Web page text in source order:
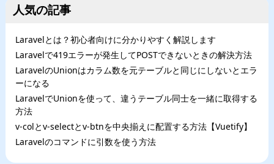
人気の記事
Laravelとは？初心者向けに分かりやすく解説します
Laravelで419エラーが発生してPOSTできないときの解決方法
LaravelのUnionはカラム数を元テーブルと同じにしないとエラ
ーになる
LaravelでUnionを使って、違うテーブル同士を一緒に取得する
方法
v-colとv-selectとv-btnを中央揃えに配置する方法【Vuetify】
Laravelのコマンドに引数を使う方法